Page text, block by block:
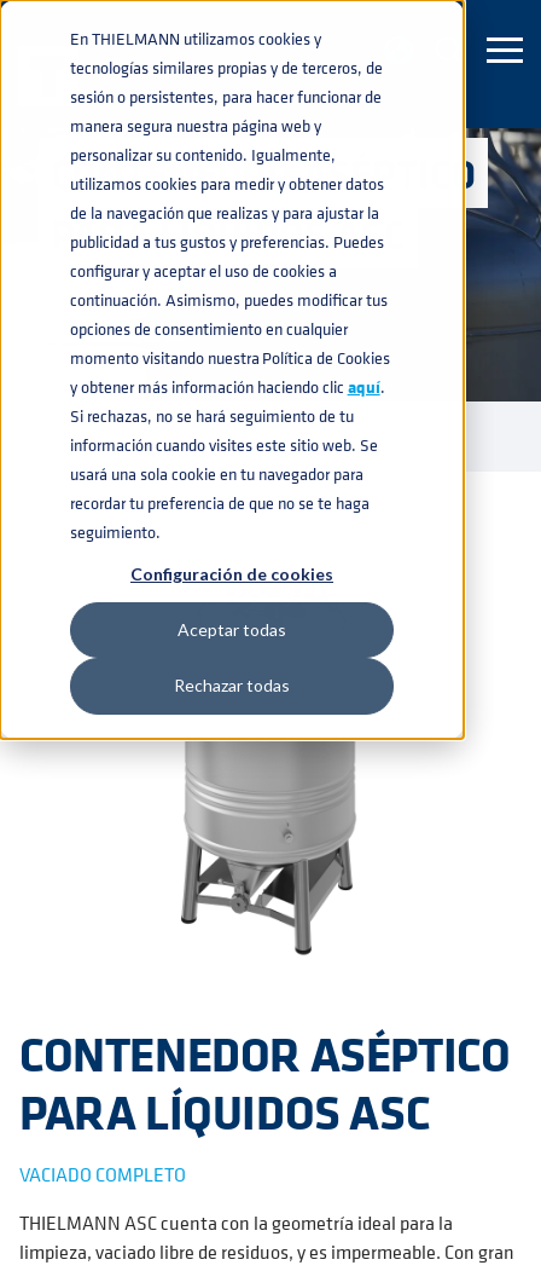
En THIELMANN utilizamos cookies y
tecnologías similares propias y de terceros, de
sesión o persistentes, para hacer funcionar de
manera segura nuestra página web y
personalizar su contenido. Igualmente,
utilizamos cookies para medir y obtener datos
de la navegación que realizas y para ajustar la
publicidad a tus gustos y preferencias. Puedes
configurar y aceptar el uso de cookies a
continuación. Asimismo, puedes modificar tus
opciones de consentimiento en cualquier
momento visitando nuestra Política de Cookies
y obtener más información haciendo clic aquí.
Si rechazas, no se hará seguimiento de tu
información cuando visites este sitio web. Se
usará una sola cookie en tu navegador para
recordar tu preferencia de que no se te haga
seguimiento.
Configuración de cookies
Aceptar todas
Rechazar todas
CONTENEDOR ASÉPTICO
PARA LÍQUIDOS ASC
PRODUCTOS navigate_next IBCSnavigate_next CONTENEDOR IBC LÍQUIDOS
CONTENEDOR ASÉPTICO
CONTENEDOR ASÉPTICO
PARA LÍQUIDOS ASC
VACIADO COMPLETO
THIELMANN ASC cuenta con la geometría ideal para la
limpieza, vaciado libre de residuos, y es impermeable. Con gran